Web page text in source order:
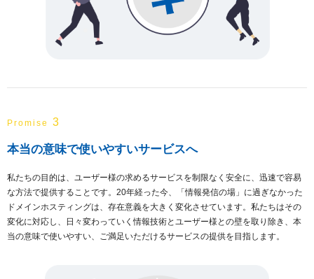
Promise 3
本当の意味で使いやすいサービスへ
私たちの目的は、ユーザー様の求めるサービスを制限なく安全に、迅速で容易
な方法で提供することです。20年経った今、「情報発信の場」に過ぎなかった
ドメインホスティングは、存在意義を大きく変化させています。私たちはその
変化に対応し、日々変わっていく情報技術とユーザー様との壁を取り除き、本
当の意味で使いやすい、ご満足いただけるサービスの提供を目指します。